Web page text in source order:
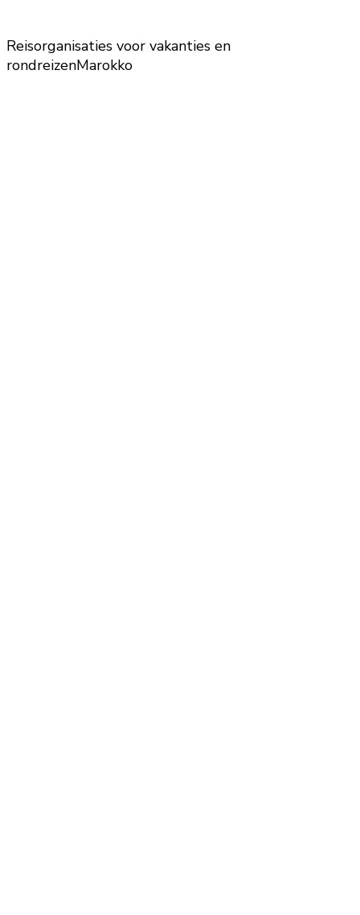
Reisorganisaties voor vakanties en
rondreizenMarokko